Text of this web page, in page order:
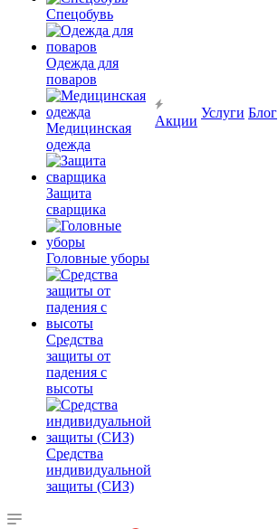
Спецобувь
Одежда для
поваров
Медицинская
одежда
Защита
сварщика
Головные уборы
Средства
защиты от
падения с
высоты
Средства
индивидуальной
защиты (СИЗ)
Акции
Услуги Блог